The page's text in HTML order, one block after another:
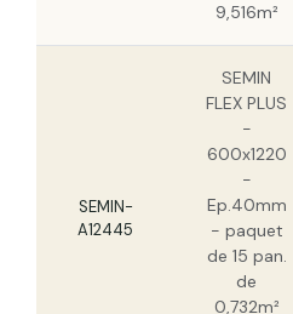
9,516m²
SEMIN-
A12445
SEMIN
FLEX PLUS
-
600x1220
-
Ep.40mm
- paquet
de 15 pan.
de
0,732m²